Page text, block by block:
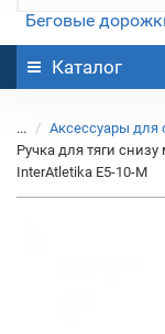
Беговые
Каталог
...
Аксессуары для
Ручка для тяги
InterAtletika E5-10-M